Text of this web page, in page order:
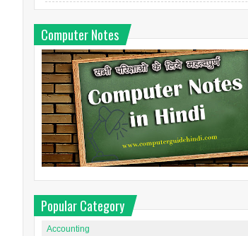
Computer Notes
Popular Category
Accounting